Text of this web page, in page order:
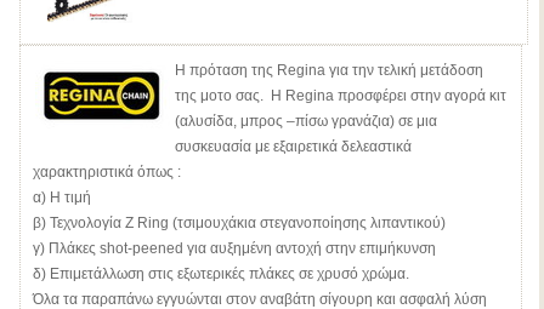
Η πρόταση της Regina για την τελική μετάδοση
της μοτο σας. Η Regina προσφέρει στην αγορά κιτ
(αλυσίδα, μπρος –πίσω γρανάζια) σε μια
συσκευασία με εξαιρετικά δελεαστικά
χαρακτηριστικά όπως :
α) Η τιμή
β) Τεχνολογία Z Ring (τσιμουχάκια στεγανοποίησης λιπαντικού)
γ) Πλάκες shot-peened για αυξημένη αντοχή στην επιμήκυνση
δ) Επιμετάλλωση στις εξωτερικές πλάκες σε χρυσό χρώμα.
Όλα τα παραπάνω εγγυώνται στον αναβάτη σίγουρη και ασφαλή λύση